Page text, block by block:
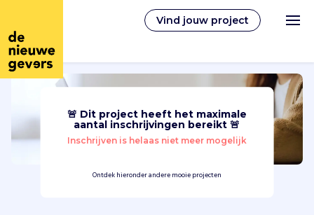
Vind jouw project
Nederlands
🚨 Dit project heeft het maximale
aantal inschrijvingen bereikt 🚨
Inschrijven is helaas niet meer mogelijk
Ontdek hieronder andere mooie projecten